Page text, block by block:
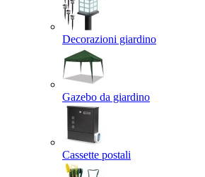
Decorazioni giardino
Gazebo da giardino
Cassette postali